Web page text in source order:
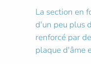
La section en
d'un peu plus
renforcé par
plaque d'âme